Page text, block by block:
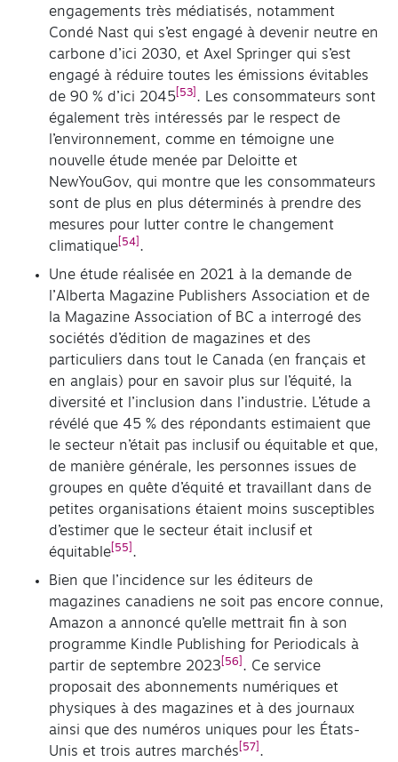
engagements très médiatisés, notamment
Condé Nast qui s’est engagé à devenir neutre en
carbone d’ici 2030, et Axel Springer qui s’est
engagé à réduire toutes les émissions évitables
de 90 % d’ici 2045 [53] . Les consommateurs sont
également très intéressés par le respect de
l’environnement, comme en témoigne une
nouvelle étude menée par Deloitte et
NewYouGov, qui montre que les consommateurs
sont de plus en plus déterminés à prendre des
mesures pour lutter contre le changement
climatique [54] .
Une étude réalisée en 2021 à la demande de
l’Alberta Magazine Publishers Association et de
la Magazine Association of BC a interrogé des
sociétés d’édition de magazines et des
particuliers dans tout le Canada (en français et
en anglais) pour en savoir plus sur l’équité, la
diversité et l’inclusion dans l’industrie. L’étude a
révélé que 45 % des répondants estimaient que
le secteur n’était pas inclusif ou équitable et que,
de manière générale, les personnes issues de
groupes en quête d’équité et travaillant dans de
petites organisations étaient moins susceptibles
d’estimer que le secteur était inclusif et
équitable [55] .
Bien que l’incidence sur les éditeurs de
magazines canadiens ne soit pas encore connue,
Amazon a annoncé qu’elle mettrait fin à son
programme Kindle Publishing for Periodicals à
partir de septembre 2023 [56] . Ce service
proposait des abonnements numériques et
physiques à des magazines et à des journaux
ainsi que des numéros uniques pour les États-
Unis et trois autres marchés [57] .